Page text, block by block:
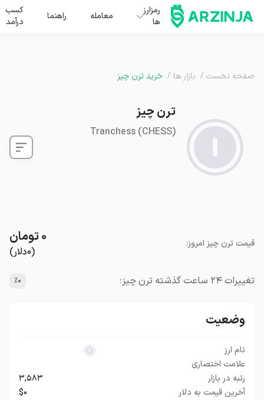
رمزارز
ها
معامله راهنما
کسب
درآمد
صفحه نخست / بازار ها / خرید ترن چیز
ترن چیز
Tranchess(CHESS)
قیمت ترن چیز امروز:
(۰دلار)
۰تومان
تغییرات ۲۴ ساعت گذشته ترن چیز: ٪۰
وضعیت
نام ارز
علامت اختصاری
رتبه در بازار
۳,۵۸۳
آخرین قیمت به دلار
$۰